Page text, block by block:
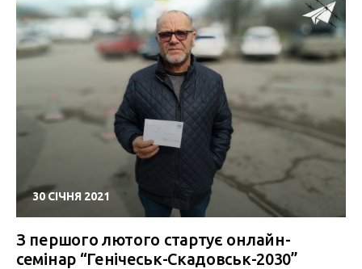
30 СІЧНЯ 2021
З першого лютого стартує онлайн-
семінар “Генічеськ-Скадовськ-2030”